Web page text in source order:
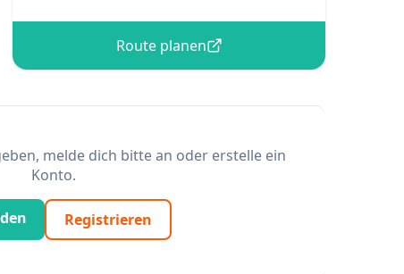
Route planen
melde dich bitte an oder erstelle ein
Konto.
Registrieren